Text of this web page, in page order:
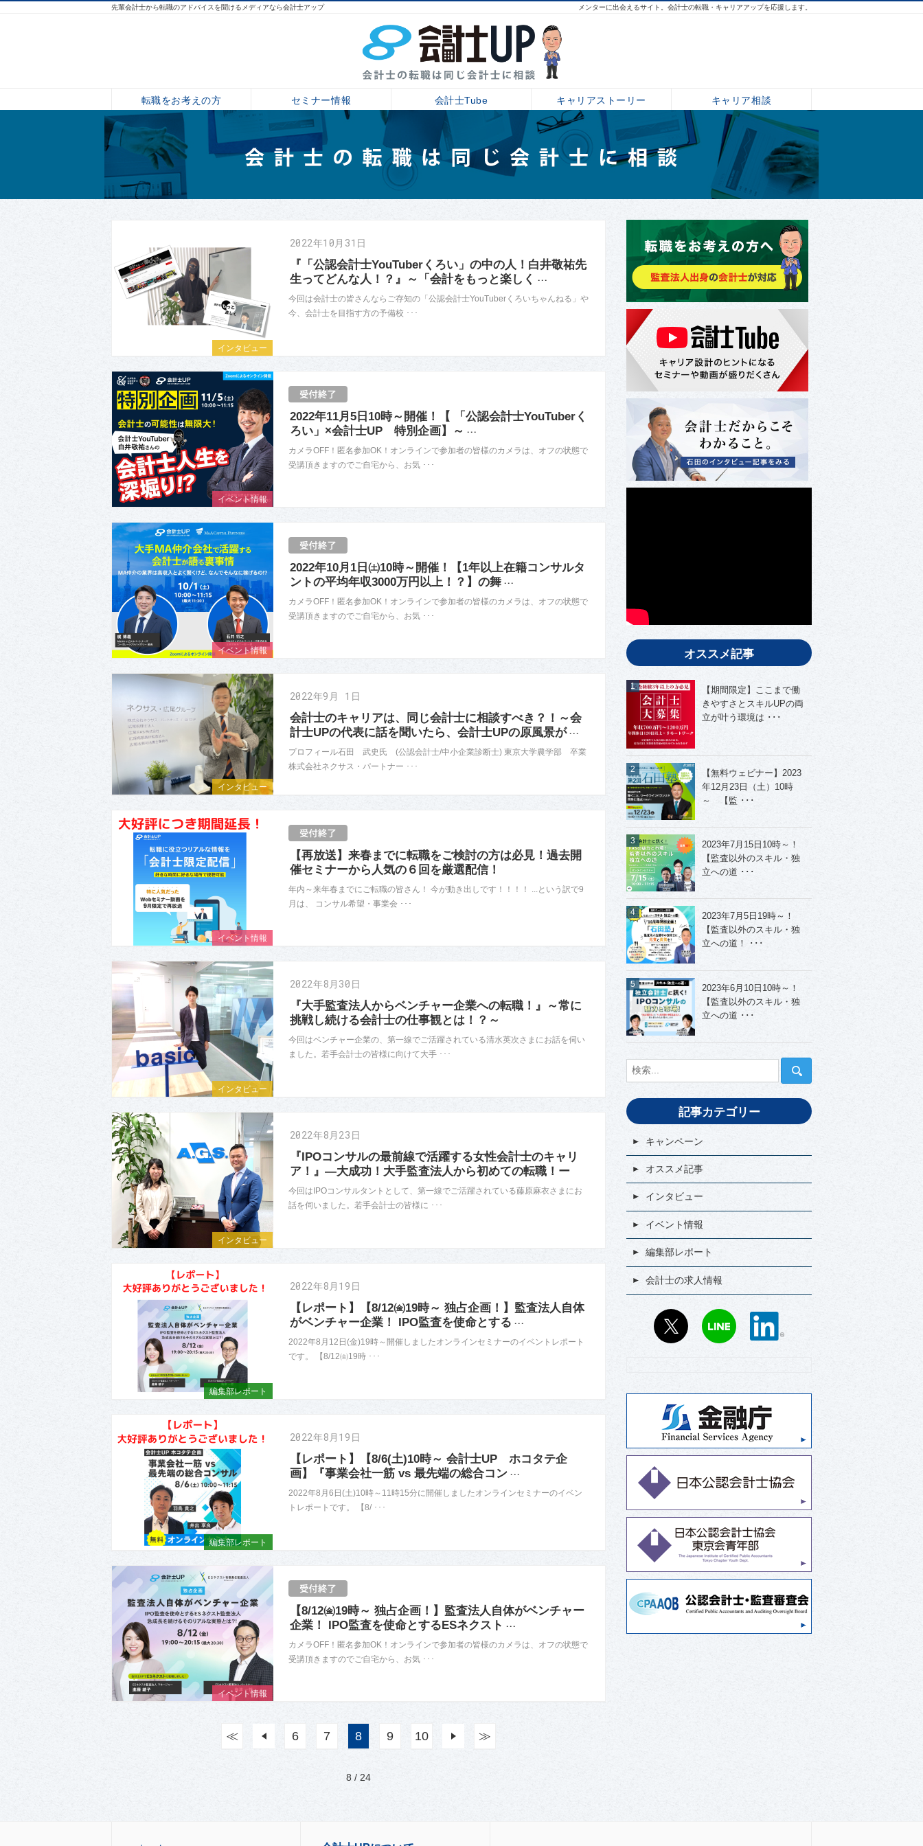
メンターに出会えるサイト。会計士の転職・キャリアアップを応援します。
先輩会計士から転職のアドバイスを聞けるメディアなら会計士アップ
インタビュー
2022年10月31日
『「公認会計士YouTuberくろい」の中の人！白井敬祐先
生ってどんな人！？』～「会計をもっと楽しく
･･･
今回は会計士の皆さんならご存知の「公認会計士YouTuberくろいちゃんねる」や
今、会計士を目指す方の予備校 ･･･
イベント情報
2022年11月5日10時～開催！【 「公認会計士YouTuberく
ろい」×会計士UP 特別企画】～
･･･
カメラOFF！匿名参加OK！オンラインで参加者の皆様のカメラは、オフの状態で
受講頂きますのでご自宅から、お気 ･･･
イベント情報
2022年10月1日㈯10時～開催！【1年以上在籍コンサルタ
ントの平均年収3000万円以上！？】の舞･･･
カメラOFF！匿名参加OK！オンラインで参加者の皆様のカメラは、オフの状態で
受講頂きますのでご自宅から、お気 ･･･
インタビュー
2022年9月 1日
会計士のキャリアは、同じ会計士に相談すべき？！～会
計士UPの代表に話を聞いたら、会計士UPの原風景が･･･
プロフィール石田 武史氏 (公認会計士/中小企業診断士) 東京大学農学部 卒業
株式会社ネクサス・パートナー ･･･
イベント情報
【再放送】来春までに転職をご検討の方は必見！過去開
催セミナーから人気の６回を厳選配信！
年内～来年春までにご転職の皆さん！ 今が動き出しです！！！！ ...という訳で9
月は、 コンサル希望・事業会 ･･･
インタビュー
2022年8月30日
『大手監査法人からベンチャー企業への転職！』～常に
挑戦し続ける会計士の仕事観とは！？～
今回はベンチャー企業の、第一線でご活躍されている清水英次さまにお話を伺い
ました。若手会計士の皆様に向けて大手 ･･･
インタビュー
2022年8月23日
『IPOコンサルの最前線で活躍する女性会計士のキャリ
ア！』―大成功！大手監査法人から初めての転職！ー
今回はIPOコンサルタントとして、第一線でご活躍されている藤原麻衣さまにお
話を伺いました。若手会計士の皆様に ･･･
編集部レポート
2022年8月19日
【レポート】【8/12㈮19時～ 独占企画！】監査法人自体
がベンチャー企業！ IPO監査を使命とする ･･･
2022年8月12日(金)19時～開催しましたオンラインセミナーのイベントレポート
です。 【8/12㈮19時 ･･･
編集部レポート
2022年8月19日
【レポート】【8/6(土)10時～ 会計士UP ホコタテ企
画】『事業会社一筋 vs 最先端の総合コン･･･
2022年8月6日(土)10時～11時15分に開催しましたオンラインセミナーのイベン
トレポートです。 【8/ ･･･
イベント情報
【8/12㈮19時～ 独占企画！】監査法人自体がベンチャー
企業！ IPO監査を使命とするESネクスト
･･･
カメラOFF！匿名参加OK！オンラインで参加者の皆様のカメラは、オフの状態で
受講頂きますのでご自宅から、お気 ･･･
≪ 6 7 8 9 10 次≫
8 / 24
オススメ記事
【期間限定】ここまで働
きやすさとスキルUPの両
立が叶う環境は ･･･
【無料ウェビナー】2023
年12月23日（土）10時
～ 【監 ･･･
2023年7月15日10時～！
【監査以外のスキル・独
立への道 ･･･
2023年7月5日19時～！
【監査以外のスキル・独
立への道！ ･･･
2023年6月10日10時～！
【監査以外のスキル・独
立への道 ･･･
記事カテゴリー
キャンペーン
オススメ記事
インタビュー
イベント情報
編集部レポート
会計士の求人情報
LINE
転職をお考えの方 セミナー情報 会計士Tube キャリアストーリー キャリア相談